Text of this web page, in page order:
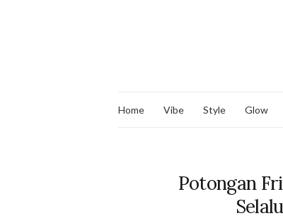
Home Vibe Style Glow
Potongan